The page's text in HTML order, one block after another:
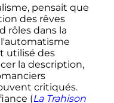
pensait que
des rêves
rôles dans la
utilisé des
la description,
critiqués.
(La Trahison